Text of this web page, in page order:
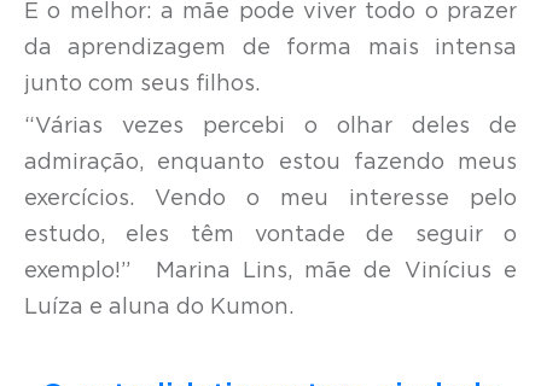
E o melhor: a mãe pode viver todo o prazer
da aprendizagem de forma mais intensa
junto com seus filhos.
“Várias vezes percebi o olhar deles de
admiração, enquanto estou fazendo meus
exercícios. Vendo o meu interesse pelo
estudo, eles têm vontade de seguir o
exemplo!” Marina Lins, mãe de Vinícius e
Luíza e aluna do Kumon.